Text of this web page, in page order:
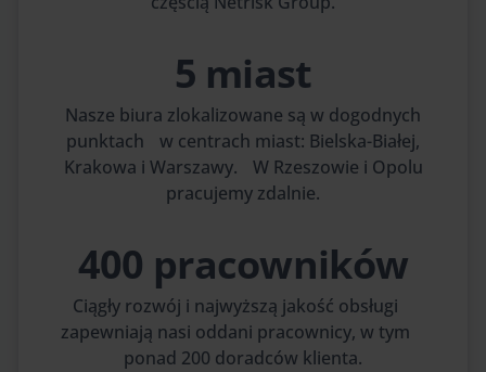
5 miast
Nasze biura zlokalizowane są w dogodnych
punktach w centrach miast: Bielska-Białej,
Krakowa i Warszawy. W Rzeszowie i Opolu
pracujemy zdalnie.
400 pracowników
Ciągły rozwój i najwyższą jakość obsługi
zapewniają nasi oddani pracownicy, w tym
ponad 200 doradców klienta.